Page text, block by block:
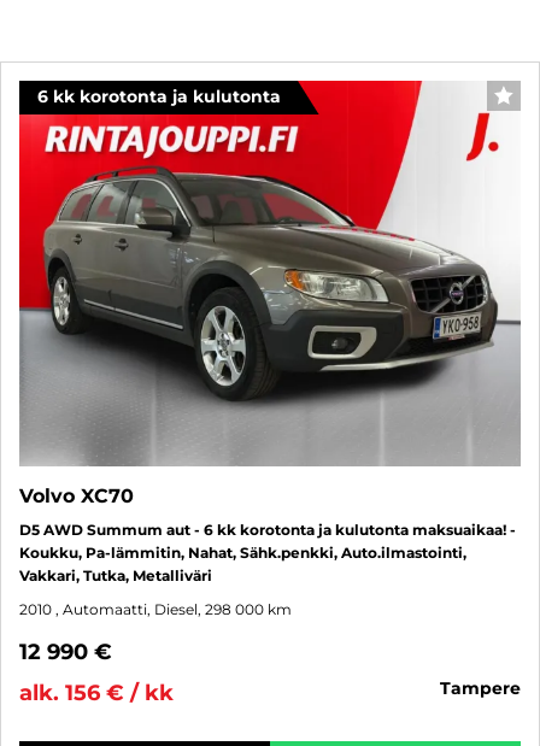
6 kk korotonta ja kulutonta
Volvo XC70
D5 AWD Summum aut - 6 kk korotonta ja kulutonta maksuaikaa! -
Koukku, Pa-lämmitin, Nahat, Sähk.penkki, Auto.ilmastointi,
Vakkari, Tutka, Metalliväri
2010 , Automaatti, Diesel, 298 000 km
12 990 €
alk. 156 € / kk
tampere